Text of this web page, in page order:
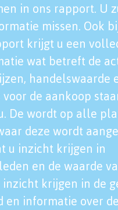
in ons rapport. U
missen. Ook
krijgt u een
wat betreft de
handelswaarde
de aankoop
De wordt op alle
deze wordt
u inzicht krijgen in
en de waarde
inzicht krijgen in de
en informatie over